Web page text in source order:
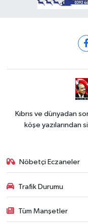
Kıbrıs ve dünyadan
köşe
Nöbetçi Eczaneler
Trafik Durumu
Tüm Manşetler